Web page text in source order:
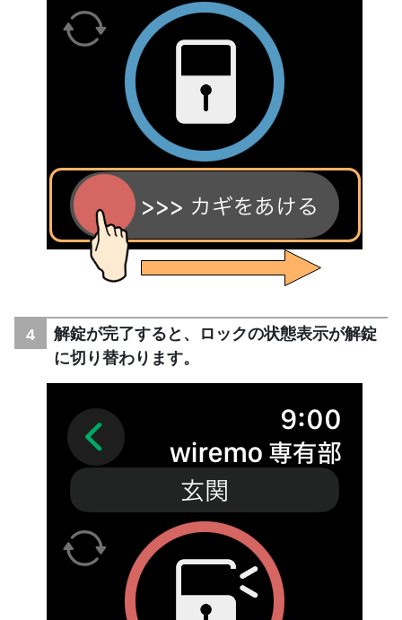
解錠が完了すると、ロックの状態表示が解錠
に切り替わります。